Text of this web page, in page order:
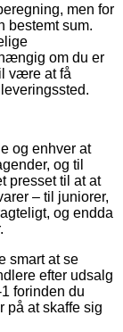
men for
bestemt sum.
om du er
være at få
og enhver at
og til
presset til at at
– til juniorer,
og endda
smart at se
efter udsalg
forinden du
på at skaffe sig